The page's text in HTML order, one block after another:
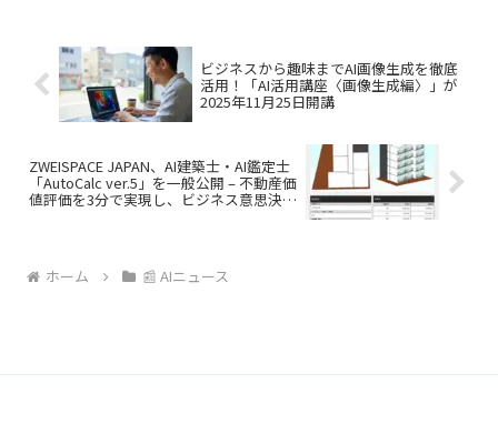
う。
ビジネスから趣味までAI画像生成を徹底
活用！「AI活用講座〈画像生成編〉」が
2025年11月25日開講
ZWEISPACE JAPAN、AI建築士・AI鑑定士
「AutoCalc ver.5」を一般公開 – 不動産価
値評価を3分で実現し、ビジネス意思決定
ホーム 📰 AIニュース